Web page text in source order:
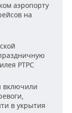
аэропорту
на
РТРС
включили
в укрытия